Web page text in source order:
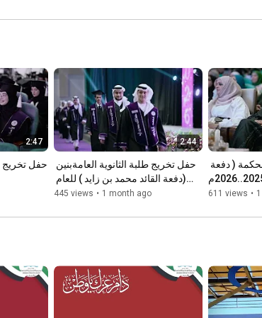
2:47 2:44
2026.2027م
445 views • 1 month ago 611 views •